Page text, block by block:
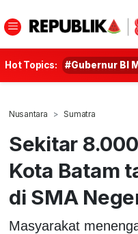
Hot Topics: #Gubernur BI
Nusantara Sumatra
Sekitar
Kota Batam
di SMA
Masyarakat